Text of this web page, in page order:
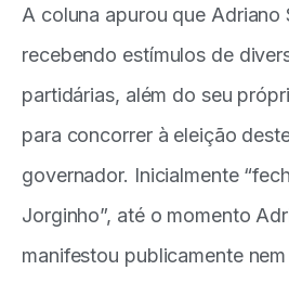
A coluna apurou que Adriano
recebendo estímulos de
partidárias, além do seu
para concorrer à eleição
governador. Inicialmente
Jorginho”, até o momento
manifestou publicamente